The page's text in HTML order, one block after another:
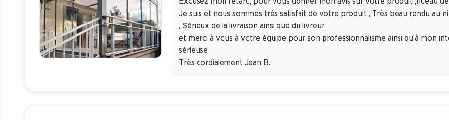
Je suis et nous sommes très satisfait de votre produit , Très beau rendu au
, Sérieux de la livraison ainsi que du livreur
et merci à vous à votre équipe pour son professionnalisme ainsi qu'à mon
sérieuse
Très cordialement Jean B.